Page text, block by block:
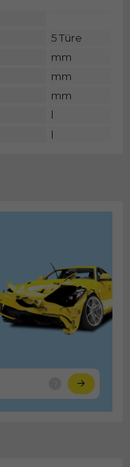
5 Türe
mm
mm
mm
l
l